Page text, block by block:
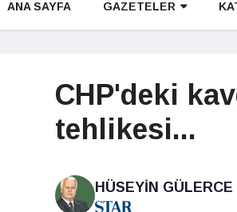
ANA SAYFA GAZETELER
CHP'deki
tehlikesi...
HÜSEYIN GÜLERCE